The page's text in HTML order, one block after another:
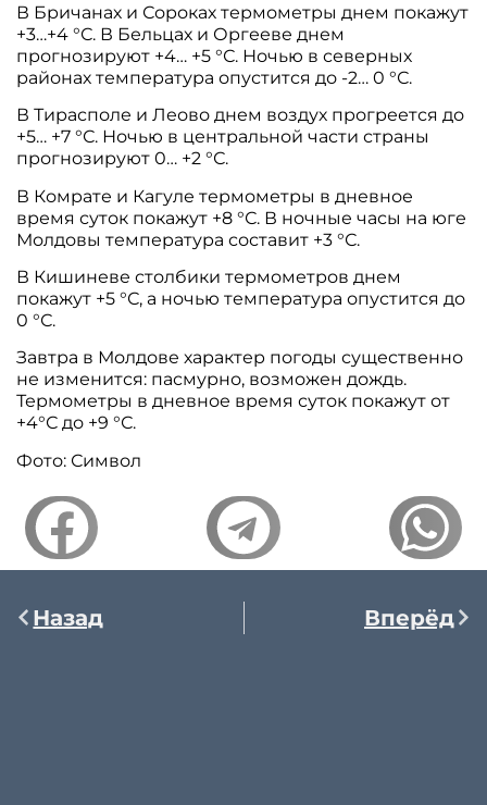
В Бричанах и Сороках термометры днем покажут
+3…+4 °С. В Бельцах и Оргееве днем
прогнозируют +4… +5 °С. Ночью в северных
районах температура опустится до -2… 0 °С.
В Тирасполе и Леово днем воздух прогреется до
+5… +7 °С. Ночью в центральной части страны
прогнозируют 0… +2 °С.
В Комрате и Кагуле термометры в дневное
время суток покажут +8 °С. В ночные часы на юге
Молдовы температура составит +3 °С.
В Кишиневе столбики термометров днем
покажут +5 °С, а ночью температура опустится до
0 °С.
Завтра в Молдове характер погоды существенно
не изменится: пасмурно, возможен дождь.
Термометры в дневное время суток покажут от
+4°С до +9 °С.
Фото: Символ
Назад Вперёд